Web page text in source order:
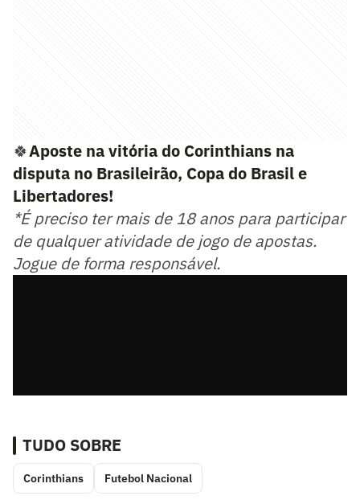
🍀Aposte na vitória do Corinthians na
disputa no Brasileirão, Copa do Brasil e
Libertadores!
*É preciso ter mais de 18 anos para participar
de qualquer atividade de jogo de apostas.
Jogue de forma responsável.
TUDO SOBRE
Corinthians Futebol Nacional